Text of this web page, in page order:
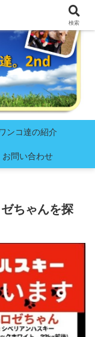
ワンコ達の紹介
お問い合わせ
ちゃんを探
検索